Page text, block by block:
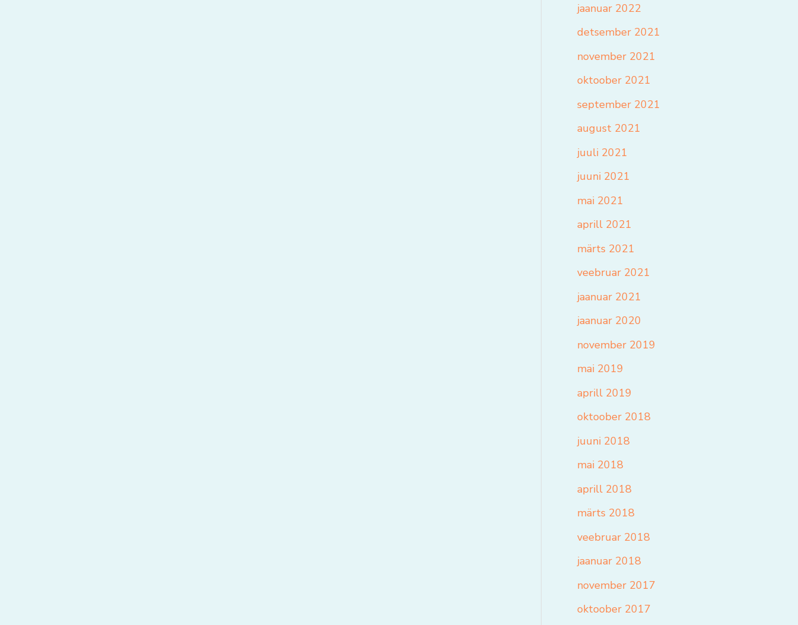
jaanuar 2022
detsember 2021
november 2021
oktoober 2021
september 2021
august 2021
juuli 2021
juuni 2021
mai 2021
aprill 2021
märts 2021
veebruar 2021
jaanuar 2021
jaanuar 2020
november 2019
mai 2019
aprill 2019
oktoober 2018
juuni 2018
mai 2018
aprill 2018
märts 2018
veebruar 2018
jaanuar 2018
november 2017
oktoober 2017